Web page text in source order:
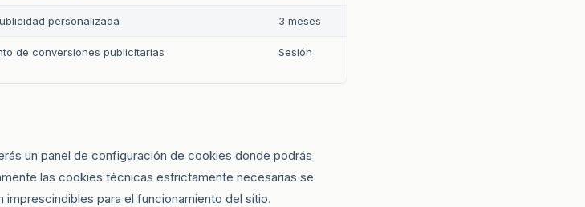
personalizada 3 meses
de conversiones publicitarias Sesión
un panel de configuración de cookies donde podrás
las cookies técnicas estrictamente necesarias se
para el funcionamiento del sitio.